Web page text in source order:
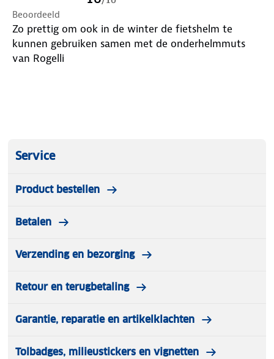
Beoordeeld
Zo prettig om ook in de winter de fietshelm te
kunnen gebruiken samen met de onderhelmmuts
van Rogelli
Service
Product bestellen
Betalen
Verzending en bezorging
Retour en terugbetaling
Garantie, reparatie en artikelklachten
Tolbadges, milieustickers en vignetten